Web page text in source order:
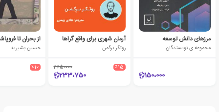
مرزهای دانش توسعه
مجموعه ی نویسندگان
150،000
آرمان شهری برای واقع گراها
روتگر برگمن
٪15 275،000
233،750
از بحران تا
حسین بشیریه
٪10